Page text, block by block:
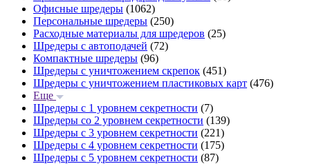
Офисные шредеры (1062)
Персональные шредеры (250)
Расходные материалы для шредеров (25)
Шредеры с автоподачей (72)
Компактные шредеры (96)
Шредеры с уничтожением скрепок (451)
Шредеры с уничтожением пластиковых карт (476)
Еще
Шредеры с 1 уровнем секретности (7)
Шредеры со 2 уровнем секретности (139)
Шредеры с 3 уровнем секретности (221)
Шредеры с 4 уровнем секретности (175)
Шредеры с 5 уровнем секретности (87)